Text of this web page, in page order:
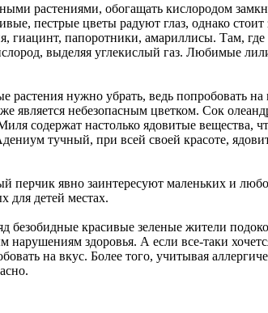
растениями, обогащать кислородом
пестрые цветы радуют глаз, однако
гиацинт, папоротники, амариллисы. Там,
выделяя углекислый газ. Любимые
нужно убрать, ведь попробовать
является небезопасным цветком. Сок
содержат настолько ядовитые
тучный, при всей своей красоте,
явно заинтересуют маленьких и
для детей местах.
безобидные красивые зеленые жители
здоровья. А если все-таки
на вкус. Более того, учитывая